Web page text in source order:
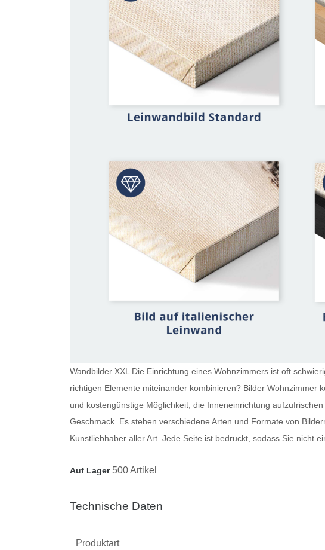
Wandbilder XXL Die Einrichtung eines Wohnzimmers ist oft
richtigen Elemente miteinander kombinieren? Bilder Wohnzimmer
und kostengünstige Möglichkeit, die Inneneinrichtung
Geschmack. Es stehen verschiedene Arten und Formate von
Kunstliebhaber aller Art. Jede Seite ist bedruckt, sodass Sie nicht
Auf Lager 500 Artikel
Technische Daten
Produktart